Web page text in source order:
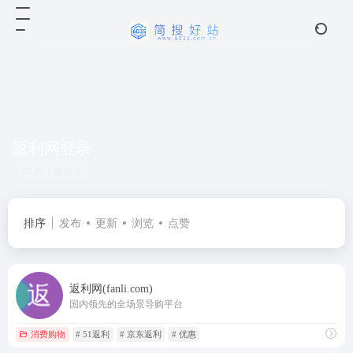
排序 发布 更新 浏览 点赞
返利网(fanli.com)
国内领先的全场景导购平台
消费购物 # 51返利 # 京东返利 # 优惠